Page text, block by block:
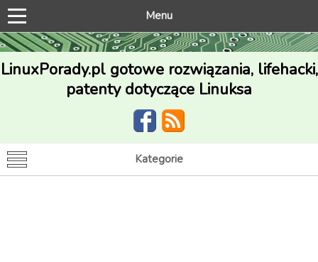
Menu
LinuxPorady.pl gotowe rozwiązania, lifehacki,
patenty dotyczące Linuksa
Kategorie